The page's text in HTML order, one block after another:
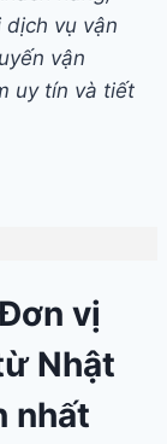
vụ vận
vận
uy tín và tiết
vị
Nhật
nhất